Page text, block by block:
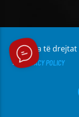
Të gjitha të drejtat
PRIVACY POLICY